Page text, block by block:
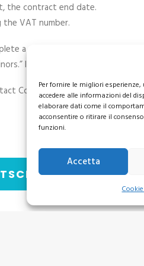
Per fornire le migliori
accedere alle informazioni del
elaborare dati come il
acconsentire o ritirare il
funzioni.
Accetta
the contract end date.
VAT number.
a substitute declaration of the
If no declaration is provided,
Cooperativa Stripes at +39 02